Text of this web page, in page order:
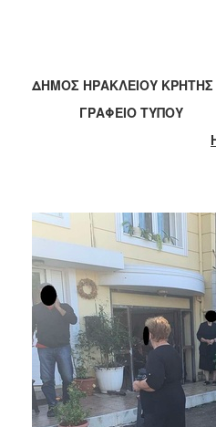
2012
2011
2010
2006
ΤΟΠΟΣ
ΔΗΜΟΣ ΗΡΑΚΛΕΙΟΥ ΚΡΗΤΗΣ
ΓΡΑΦΕΙΟ ΤΥΠΟΥ